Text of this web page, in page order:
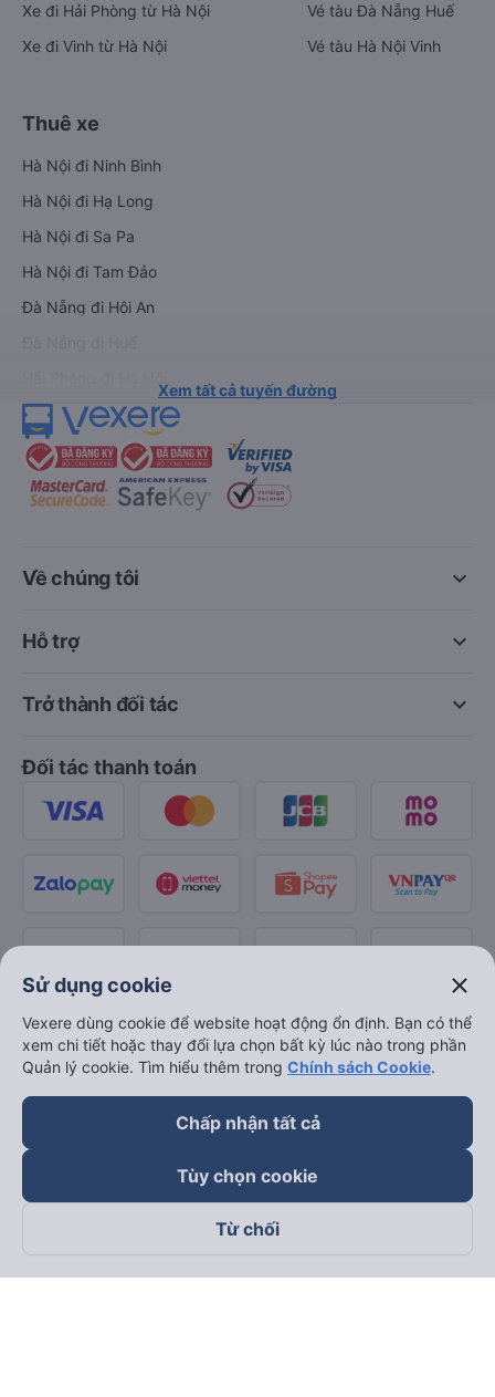
Xe đi Hải Phòng từ Hà Nội
Xe đi Vinh từ Hà Nội
Vé tàu Đà Nẵng Huế
Vé tàu Hà Nội Vinh
Thuê xe
Hà Nội đi Ninh Bình
Hà Nội đi Hạ Long
Hà Nội đi Sa Pa
Hà Nội đi Tam Đảo
Đà Nẵng đi Hội An
Xem tất cả tuyến đường
keyboard_arrow_down
Về chúng tôi
keyboard_arrow_down
Hỗ trợ
keyboard_arrow_down
Trở thành đối tác
Đối tác thanh toán
Theo dõi chúng tôi trên
Sử dụng cookie close
Vexere dùng cookie để website hoạt động ổn định. Bạn có thể
xem chi tiết hoặc thay đổi lựa chọn bất kỳ lúc nào trong phần
Quản lý cookie. Tìm hiểu thêm trong Chính sách Cookie.
Chấp nhận tất cả
Tùy chọn cookie
Từ chối